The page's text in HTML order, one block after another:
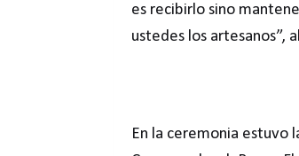
es recibirlo sino
ustedes los artesanos”,
En la ceremonia estuvo